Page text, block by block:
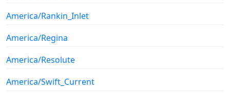
America/Rankin_Inlet
America/Regina
America/Resolute
America/Swift_Current